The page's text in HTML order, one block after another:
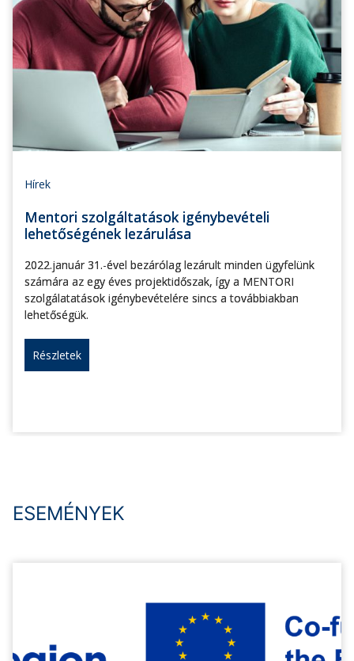
Hírek
Mentori szolgáltatások igénybevételi
lehetőségének lezárulása
2022.január 31.-ével bezárólag lezárult minden ügyfelünk
számára az egy éves projektidőszak, így a MENTORI
szolgálatatások igénybevételére sincs a továbbiakban
lehetőségük.
Részletek
ESEMÉNYEK